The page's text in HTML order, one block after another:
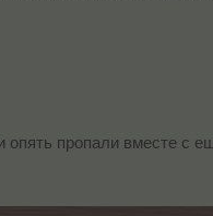
опять пропали вместе с